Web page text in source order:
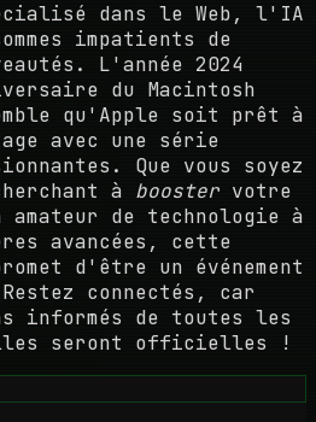
dans le Web, l'IA
impatients de
L'année 2024
du Macintosh
qu'Apple soit prêt à
avec une série
Que vous soyez
à booster votre
de technologie à
avancées, cette
d'être un événement
connectés, car
informés de toutes les
seront officielles !